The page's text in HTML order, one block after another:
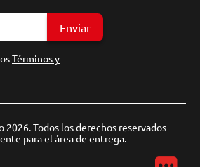
Enviar
Términos y
2026. Todos los derechos reservados
para el área de entrega.